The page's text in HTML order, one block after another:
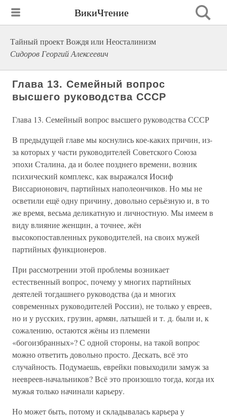
ВикиЧтение
Тайный проект Вождя или Неосталинизм
Сидоров Георгий Алексеевич
Глава 13. Семейный вопрос
высшего руководства СССР
Глава 13. Семейный вопрос высшего руководства СССР
В предыдущей главе мы коснулись кое-каких причин, из-
за которых у части руководителей Советского Союза
эпохи Сталина, да и более позднего времени, возник
психический комплекс, как выражался Иосиф
Виссарионович, партийных наполеончиков. Но мы не
осветили ещё одну причину, довольно серьёзную и, в то
же время, весьма деликатную и личностную. Мы имеем в
виду влияние женщин, а точнее, жён
высокопоставленных руководителей, на своих мужей
партийных функционеров.
При рассмотрении этой проблемы возникает
естественный вопрос, почему у многих партийных
деятелей тогдашнего руководства (да и многих
современных руководителей России), не только у евреев,
но и у русских, грузин, армян, латышей и т. д. были и, к
сожалению, остаются жёны из племени
«богоизбранных»? С одной стороны, на такой вопрос
можно ответить довольно просто. Дескать, всё это
случайность. Подумаешь, еврейки повыходили замуж за
неевреев-начальников? Всё это произошло тогда, когда их
мужья только начинали карьеру.
Но может быть, потому и складывалась карьера у